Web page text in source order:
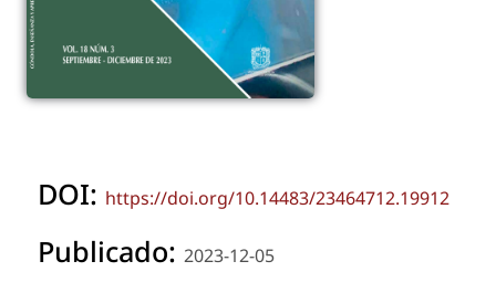
DOI: https://doi.org/10.14483/23464712.19912
Publicado: 2023-12-05